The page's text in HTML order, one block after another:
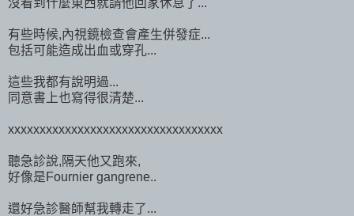
有些時候,內視鏡檢查會產生併發症...
包括可能造成出血或穿孔...
這些我都有說明過...
同意書上也寫得很清楚...
xxxxxxxxxxxxxxxxxxxxxxxxxxxxxxxxxx
聽急診說,隔天他又跑來,
好像是Fournier gangrene..
還好急診醫師幫我轉走了...